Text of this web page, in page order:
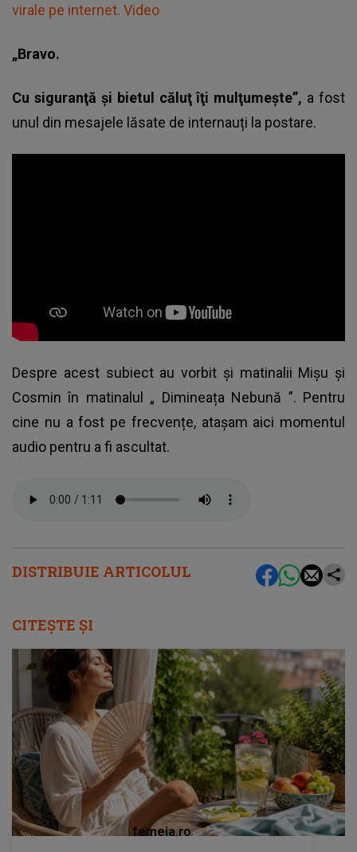
DISTRIBUIE ARTICOLUL
virale pe internet. Video
„Bravo.
Cu siguranţă şi bietul căluţ îţi mulţumeşte”, a fost
unul din mesajele lăsate de internauți la postare.
Despre acest subiect au vorbit și matinalii Mișu și
Cosmin în matinalul „ Dimineața Nebună ”. Pentru
cine nu a fost pe frecvențe, atașam aici momentul
audio pentru a fi ascultat.
CITEȘTE ȘI
femeia.ro